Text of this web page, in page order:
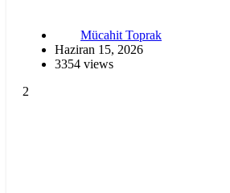
Mücahit Toprak
Haziran 15, 2026
3354 views
2